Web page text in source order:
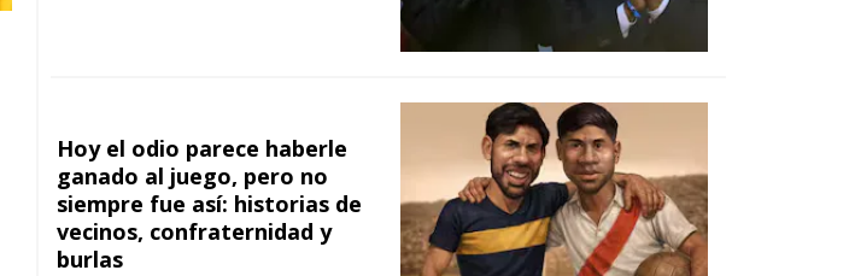
Hoy el odio parece haberle
ganado al juego, pero no
siempre fue así: historias de
vecinos, confraternidad y
burlas